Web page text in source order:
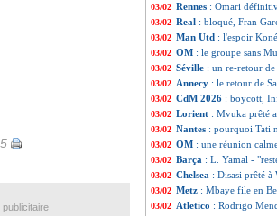
03/02 Rennes : Omari
03/02 Real : bloqué, Fran
03/02 Man Utd : l'espoir
03/02 OM : le groupe sans
03/02 Séville : un re-retour de
03/02 Annecy : le retour de
03/02 CdM 2026 : boycott,
03/02 Lorient : Mvuka prêté
03/02 Nantes : pourquoi Tati
03/02 OM : une réunion
03/02 Barça : L. Yamal -
03/02 Chelsea : Disasi prêté
03/02 Metz : Mbaye file en
03/02 Atletico : Rodrigo